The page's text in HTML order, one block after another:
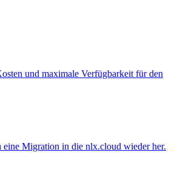
und maximale Verfügbarkeit für den
Migration in die nlx.cloud wieder her.